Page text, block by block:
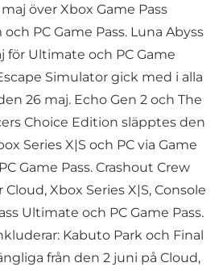
över Xbox Game Pass
PC Game Pass. Luna Abyss
för Ultimate och PC Game
Simulator gick med i alla
26 maj. Echo Gen 2 och The
Choice Edition släpptes den
Series X|S och PC via Game
Game Pass. Crashout Crew
Xbox Series X|S, Console
Ultimate och PC Game Pass.
Kabuto Park och Final
från den 2 juni på Cloud,